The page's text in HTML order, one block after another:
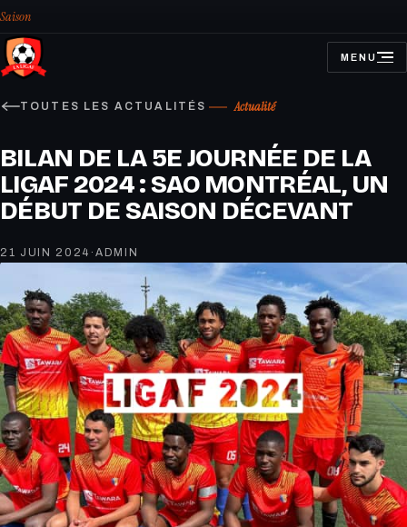
Saison
MENU
OUVRIR
LE
TOUTES LES ACTUALITÉS Actualité
BILAN DE LA 5E JOURNÉE DE LA
LIGAF 2024 : SAO MONTRÉAL, UN
DÉBUT DE SAISON DÉCEVANT
21 JUIN 2024 · ADMIN